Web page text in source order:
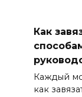
Как
Каждый
как